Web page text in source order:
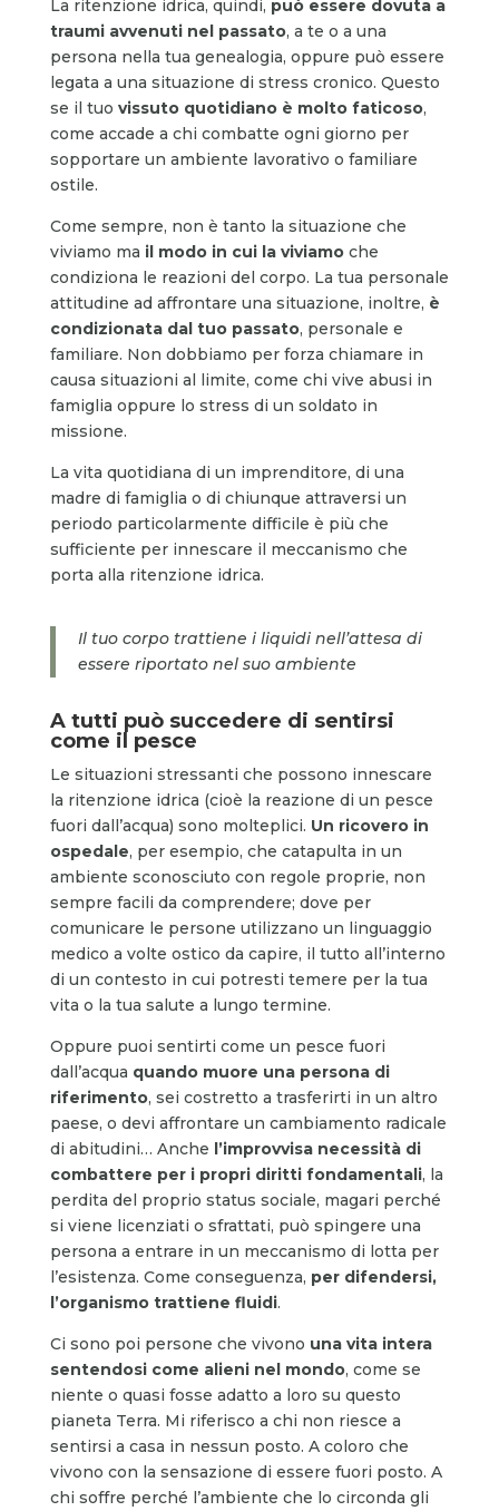
La ritenzione idrica, quindi, può essere dovuta a
traumi avvenuti nel passato, a te o a una
persona nella tua genealogia, oppure può essere
legata a una situazione di stress cronico. Questo
se il tuo vissuto quotidiano è molto faticoso,
come accade a chi combatte ogni giorno per
sopportare un ambiente lavorativo o familiare
ostile.
Come sempre, non è tanto la situazione che
viviamo ma il modo in cui la viviamoche
condiziona le reazioni del corpo. La tua personale
attitudine ad affrontare una situazione, inoltre, è
condizionata dal tuo passato, personale e
familiare. Non dobbiamo per forza chiamare in
causa situazioni al limite, come chi vive abusi in
famiglia oppure lo stress di un soldato in
missione.
La vita quotidiana di un imprenditore, di una
madre di famiglia o di chiunque attraversi un
periodo particolarmente difficile è più che
sufficiente per innescare il meccanismo che
porta alla ritenzione idrica.
Il tuo corpo trattiene i liquidi nell’attesa di
essere riportato nel suo ambiente
A tutti può succedere di sentirsi
come il pesce
Le situazioni stressanti che possono innescare
la ritenzione idrica (cioè la reazione di un pesce
fuori dall’acqua) sono molteplici. Un ricovero in
ospedale, per esempio, che catapulta in un
ambiente sconosciuto con regole proprie, non
sempre facili da comprendere; dove per
comunicare le persone utilizzano un linguaggio
medico a volte ostico da capire, il tutto all’interno
di un contesto in cui potresti temere per la tua
vita o la tua salute a lungo termine.
Oppure puoi sentirti come un pesce fuori
dall’acqua quando muore una persona di
riferimento, sei costretto a trasferirti in un altro
paese, o devi affrontare un cambiamento radicale
di abitudini… Anche l’improvvisa necessità di
combattere per i propri diritti fondamentali, la
perdita del proprio status sociale, magari perché
si viene licenziati o sfrattati, può spingere una
persona a entrare in un meccanismo di lotta per
l’esistenza. Come conseguenza, per difendersi,
l’organismo trattiene fluidi.
Ci sono poi persone che vivono una vita intera
sentendosi come alieni nel mondo, come se
niente o quasi fosse adatto a loro su questo
pianeta Terra. Mi riferisco a chi non riesce a
sentirsi a casa in nessun posto. A coloro che
vivono con la sensazione di essere fuori posto. A
chi soffre perché l’ambiente che lo circonda gli